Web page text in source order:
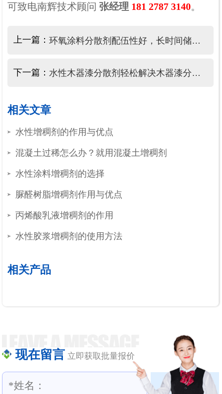
可致电南辉技术顾问 张经理 181 2787 3140。
上一篇： 环氧涂料分散剂配伍性好，长时间储存防絮凝好
下一篇： 水性木器漆分散剂轻松解决木器漆分散性差、储存易分层问题
相关文章
水性增稠剂的作用与优点
混凝土过稀怎么办？就用混凝土增稠剂
水性涂料增稠剂的选择
脲醛树脂增稠剂作用与优点
丙烯酸乳液增稠剂的作用
水性胶浆增稠剂的使用方法
相关产品
现在留言 立即获取批量报价